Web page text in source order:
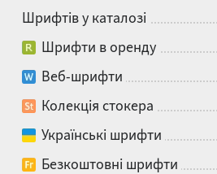
Шрифтів у каталозі
Шрифти в оренду
Веб-шрифти
Колекція стокера
Українські шрифти
Безкоштовні шрифти